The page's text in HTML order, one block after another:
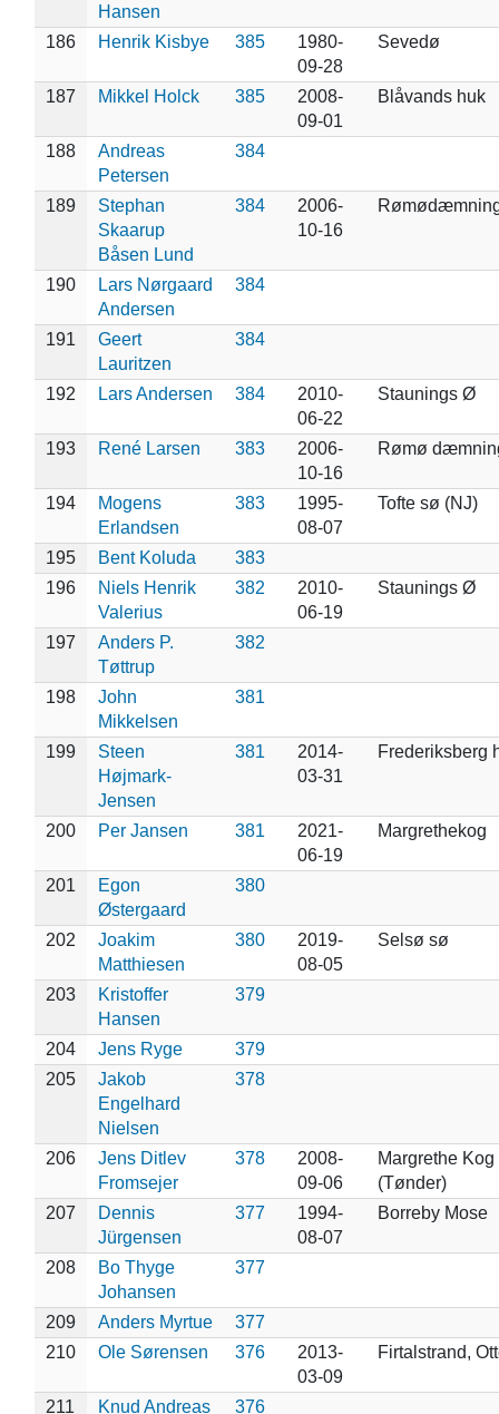
Hansen
186 Henrik Kisbye 385
1980-
09-28
Sevedø
187 Mikkel Holck 385
2008-
09-01
Blåvands huk
188
Andreas
Petersen
384
189
Stephan
Skaarup
Båsen Lund
384
2006-
10-16
190
Lars Nørgaard
Andersen
384
191
Geert
Lauritzen
384
192 Lars Andersen 384
2010-
06-22
Staunings Ø
193 René Larsen 383
2006-
10-16
Rømø
194
Mogens
Erlandsen
383
1995-
08-07
Tofte sø (NJ)
195 Bent Koluda
383
196
Niels Henrik
Valerius
382
2010-
06-19
Staunings Ø
197
Anders P.
Tøttrup
382
198
John
Mikkelsen
381
199
Steen
Højmark-
Jensen
381
2014-
03-31
Frederiksberg
200 Per Jansen 381
2021-
06-19
Margrethekog
201
Egon
Østergaard
380
202
Joakim
Matthiesen
380
2019-
08-05
Selsø sø
203
Kristoffer
Hansen
379
204 Jens Ryge
379
205
Jakob
Engelhard
Nielsen
378
206
Jens Ditlev
Fromsejer
378
2008-
09-06
Margrethe Kog
(Tønder)
207
Dennis
Jürgensen
377
1994-
08-07
Borreby Mose
208
Bo Thyge
Johansen
377
209 Anders Myrtue
377
210
Ole Sørensen 376
2013-
03-09
Firtalstrand,
211 Knud Andreas 376